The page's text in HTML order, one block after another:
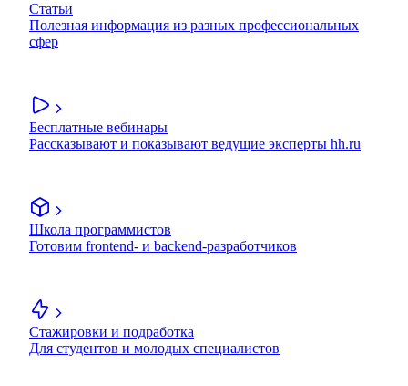
Статьи
Полезная информация из разных профессиональных
сфер
Бесплатные вебинары
Рассказывают и показывают ведущие эксперты hh.ru
Школа программистов
Готовим frontend- и backend-разработчиков
Стажировки и подработка
Для студентов и молодых специалистов